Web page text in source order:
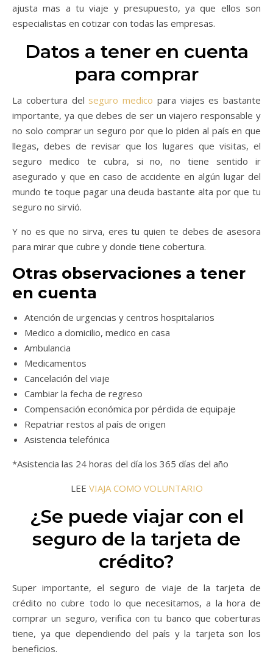
ajusta mas a tu viaje y presupuesto, ya que ellos son
especialistas en cotizar con todas las empresas.
Datos a tener en cuenta
para comprar
La cobertura del seguro medico para viajes es bastante
importante, ya que debes de ser un viajero responsable y
no solo comprar un seguro por que lo piden al país en que
llegas, debes de revisar que los lugares que visitas, el
seguro medico te cubra, si no, no tiene sentido ir
asegurado y que en caso de accidente en algún lugar del
mundo te toque pagar una deuda bastante alta por que tu
seguro no sirvió.
Y no es que no sirva, eres tu quien te debes de asesora
para mirar que cubre y donde tiene cobertura.
Otras observaciones a tener
en cuenta
Atención de urgencias y centros hospitalarios
Medico a domicilio, medico en casa
Ambulancia
Medicamentos
Cancelación del viaje
Cambiar la fecha de regreso
Compensación económica por pérdida de equipaje
Repatriar restos al país de origen
Asistencia telefónica
*Asistencia las 24 horas del día los 365 días del año
LEE VIAJA COMO VOLUNTARIO
¿Se puede viajar con el
seguro de la tarjeta de
crédito?
Super importante, el seguro de viaje de la tarjeta de
crédito no cubre todo lo que necesitamos, a la hora de
comprar un seguro, verifica con tu banco que coberturas
tiene, ya que dependiendo del país y la tarjeta son los
beneficios.